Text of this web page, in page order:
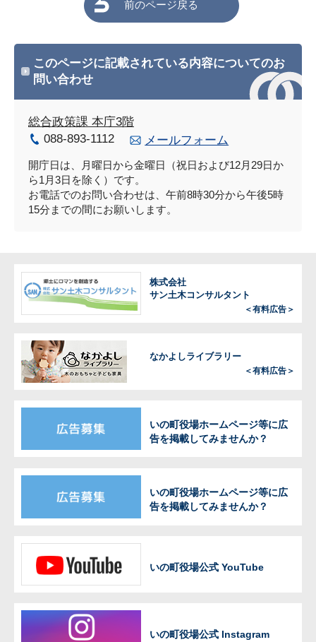
前のページ戻る
このページに記載されている内容についてのお
問い合わせ
総合政策課 本庁3階
088-893-1112
メールフォーム
開庁日は、月曜日から金曜日（祝日および12月29日か
ら1月3日を除く）です。
お電話でのお問い合わせは、午前8時30分から午後5時
15分までの間にお願いします。
株式会社
サン土木コンサルタント
＜有料広告＞
なかよしライブラリー
＜有料広告＞
いの町役場ホームページ等に広
告を掲載してみませんか？
いの町役場ホームページ等に広
告を掲載してみませんか？
いの町役場公式 YouTube
いの町役場公式 Instagram